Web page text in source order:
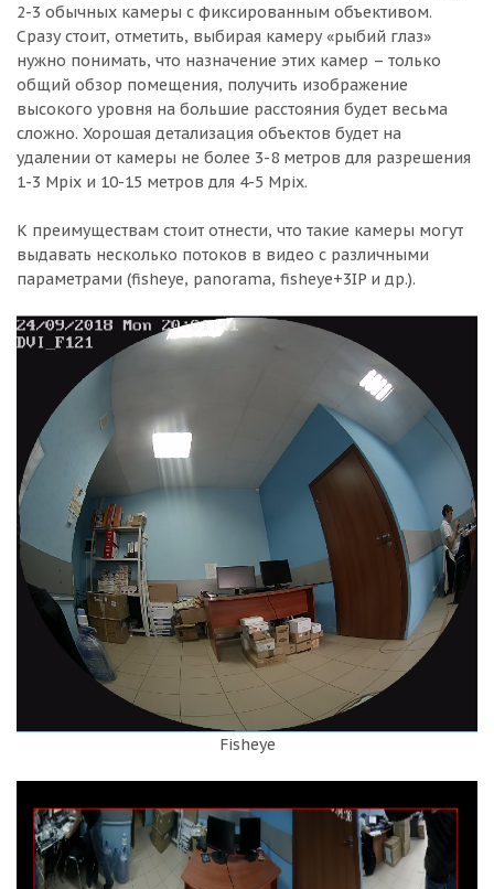
2-3 обычных камеры с фиксированным объективом.
Сразу стоит, отметить, выбирая камеру «рыбий глаз»
нужно понимать, что назначение этих камер – только
общий обзор помещения, получить изображение
высокого уровня на большие расстояния будет весьма
сложно. Хорошая детализация объектов будет на
удалении от камеры не более 3-8 метров для разрешения
1-3 Mpix и 10-15 метров для 4-5 Mpix.
К преимуществам стоит отнести, что такие камеры могут
выдавать несколько потоков в видео с различными
параметрами (fisheye, panorama, fisheye+3IP и др.).
Fisheye